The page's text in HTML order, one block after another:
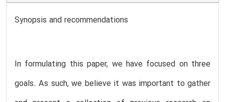
Synopsis and recommendations
In formulating this paper, we have focused on three
goals. As such, we believe it was important to gather